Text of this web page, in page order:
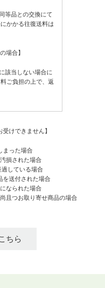
等品との交換にて
かかる往復送料は
場合】
該当しない場合に
ご負担の上で、返
受けできません】
まった場合
損された場合
している場合
を送付された場合
なられた場合
且つお取り寄せ商品の場合
ちら